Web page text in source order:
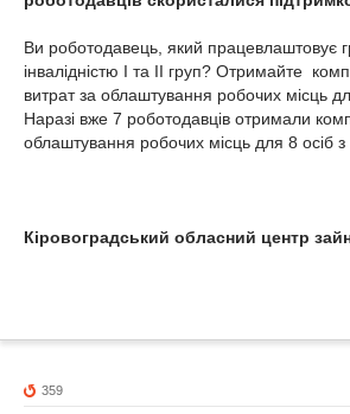
Ви роботодавець, який працевлаштовує
інвалідністю І та ІІ груп? Отримайте
витрат за облаштування робочих місць
Наразі вже 7 роботодавців отримали
облаштування робочих місць для 8 осіб з
Кіровоградський обласний центр
359